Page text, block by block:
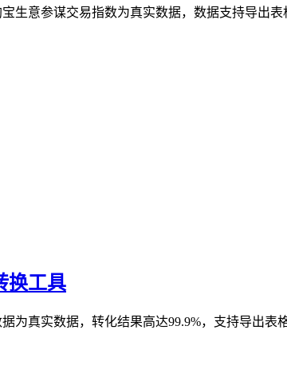
生意参谋交易指数为真实数据，数据支持导出
换工具
为真实数据，转化结果高达99.9%，支持导出